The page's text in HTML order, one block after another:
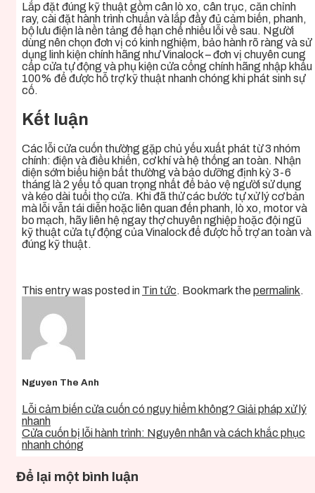
Lắp đặt đúng kỹ thuật gồm cân lò xo, cân trục, căn chỉnh
ray, cài đặt hành trình chuẩn và lắp đầy đủ cảm biến, phanh,
bộ lưu điện là nền tảng để hạn chế nhiều lỗi về sau. Người
dùng nên chọn đơn vị có kinh nghiệm, bảo hành rõ ràng và sử
dụng linh kiện chính hãng như Vinalock – đơn vị chuyên cung
cấp cửa tự động và phụ kiện cửa cổng chính hãng nhập khẩu
100% để được hỗ trợ kỹ thuật nhanh chóng khi phát sinh sự
cố.
Kết luận
Các lỗi cửa cuốn thường gặp chủ yếu xuất phát từ 3 nhóm
chính: điện và điều khiển, cơ khí và hệ thống an toàn. Nhận
diện sớm biểu hiện bất thường và bảo dưỡng định kỳ 3-6
tháng là 2 yếu tố quan trọng nhất để bảo vệ người sử dụng
và kéo dài tuổi thọ cửa. Khi đã thử các bước tự xử lý cơ bản
mà lỗi vẫn tái diễn hoặc liên quan đến phanh, lò xo, motor và
bo mạch, hãy liên hệ ngay thợ chuyên nghiệp hoặc đội ngũ
kỹ thuật cửa tự động của Vinalock để được hỗ trợ an toàn và
đúng kỹ thuật.
This entry was posted in Tin tức. Bookmark thepermalink.
Nguyen The Anh
Lỗi cảm biến cửa cuốn có nguy hiểm không? Giải pháp xử lý
nhanh
Cửa cuốn bị lỗi hành trình: Nguyên nhân và cách khắc phục
nhanh chóng
Để lại một bình luận